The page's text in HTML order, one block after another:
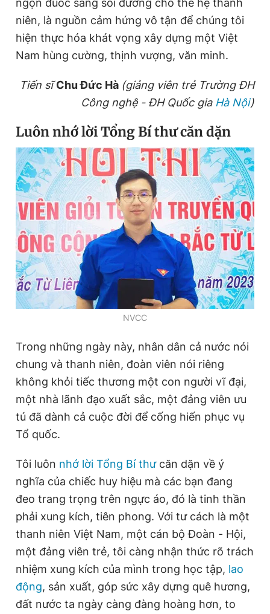
ngọn đuốc sáng soi đường cho thế hệ thanh
niên, là nguồn cảm hứng vô tận để chúng tôi
hiện thực hóa khát vọng xây dựng một Việt
Nam hùng cường, thịnh vượng, văn minh.
Tiến sĩChu Đức Hà (giảng viên trẻ Trường ĐH
Công nghệ - ĐH Quốc gia Hà Nội)
Luôn nhớ lời Tổng Bí thư căn dặn
NVCC
Trong những ngày này, nhân dân cả nước nói
chung và thanh niên, đoàn viên nói riêng
không khỏi tiếc thương một con người vĩ đại,
một nhà lãnh đạo xuất sắc, một đảng viên ưu
tú đã dành cả cuộc đời để cống hiến phục vụ
Tổ quốc.
Tôi luôn nhớ lời Tổng Bí thưcăn dặn về ý
nghĩa của chiếc huy hiệu mà các bạn đang
đeo trang trọng trên ngực áo, đó là tinh thần
phải xung kích, tiên phong. Với tư cách là một
thanh niên Việt Nam, một cán bộ Đoàn - Hội,
một đảng viên trẻ, tôi càng nhận thức rõ trách
nhiệm xung kích của mình trong học tập, lao
động, sản xuất, góp sức xây dựng quê hương,
đất nước ta ngày càng đàng hoàng hơn, to